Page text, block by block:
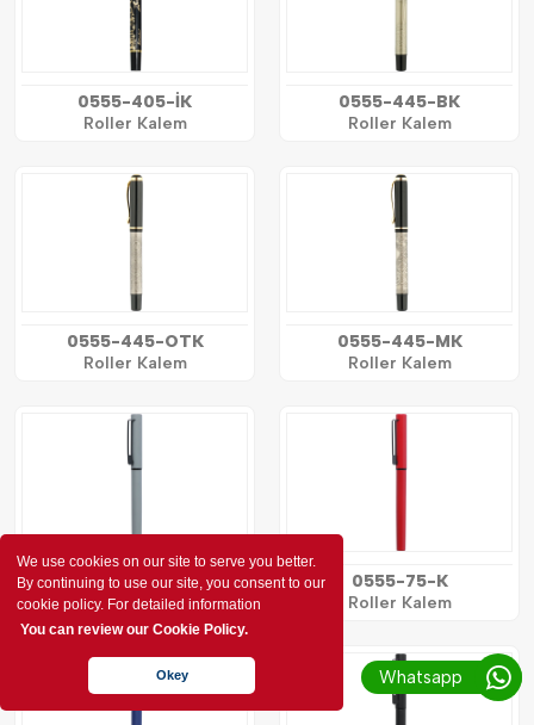
We use cookies on our site to serve you better.
By continuing to use our site, you consent to our
cookie policy. For detailed information
You can review our Cookie Policy.
Okey
0555-405-İK
Roller Kalem
0555-445-BK
Roller Kalem
0555-445-OTK
Roller Kalem
0555-445-MK
Roller Kalem
0555-75-FM
Roller Kalem
0555-75-K
Roller Kalem
Whatsapp